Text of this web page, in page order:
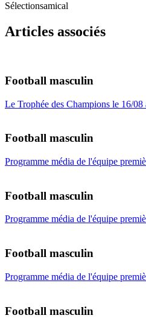
Sélectionsamical
Articles associés
Football masculin
Le Trophée des Champions le 16/08
Football masculin
Programme média de l'équipe
Football masculin
Programme média de l'équipe
Football masculin
Programme média de l'équipe
Football masculin